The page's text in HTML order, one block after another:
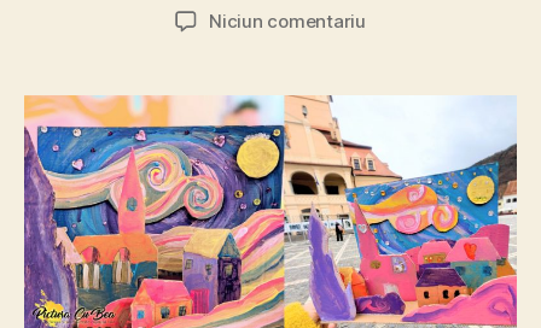
articol
Niciun comentariula
„Noapte